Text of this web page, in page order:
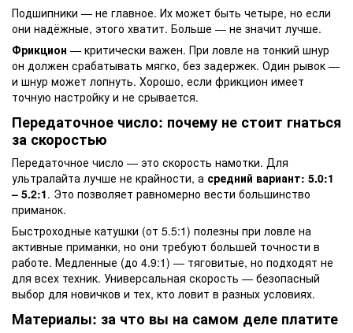
Подшипники — не главное. Их может быть четыре, но если
они надёжные, этого хватит. Больше — не значит лучше.
Фрикцион — критически важен. При ловле на тонкий шнур
он должен срабатывать мягко, без задержек. Один рывок —
и шнур может лопнуть. Хорошо, если фрикцион имеет
точную настройку и не срывается.
Передаточное число: почему не стоит гнаться
за скоростью
Передаточное число — это скорость намотки. Для
ультралайта лучше не крайности, а средний вариант: 5.0:1
– 5.2:1. Это позволяет равномерно вести большинство
приманок.
Быстроходные катушки (от 5.5:1) полезны при ловле на
активные приманки, но они требуют большей точности в
работе. Медленные (до 4.9:1) — тяговитые, но подходят не
для всех техник. Универсальная скорость — безопасный
выбор для новичков и тех, кто ловит в разных условиях.
Материалы: за что вы на самом деле платите